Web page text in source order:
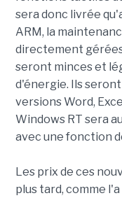
sera donc livrée
ARM, la
directement
seront minces et
d'énergie. Ils
versions Word,
Windows RT sera
avec une fonction
Les prix de ces
plus tard, comme